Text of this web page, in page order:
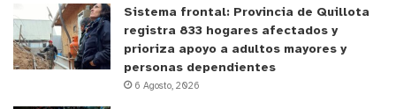
Sistema frontal: Provincia de Quillota
registra 833 hogares afectados y
prioriza apoyo a adultos mayores y
personas dependientes
6 Agosto, 2026